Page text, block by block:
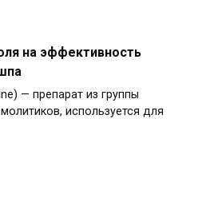
на эффективность
— препарат из группы
используется для